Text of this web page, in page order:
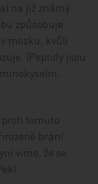
na již známý
způsobuje
mozku, kvůli
(Peptidy jsou
tomuto
brání.
víme, že se